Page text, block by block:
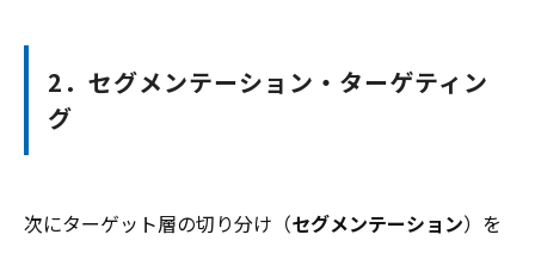
2．セグメンテーション・ターゲティン
グ
次にターゲット層の切り分け（セグメンテーション）を